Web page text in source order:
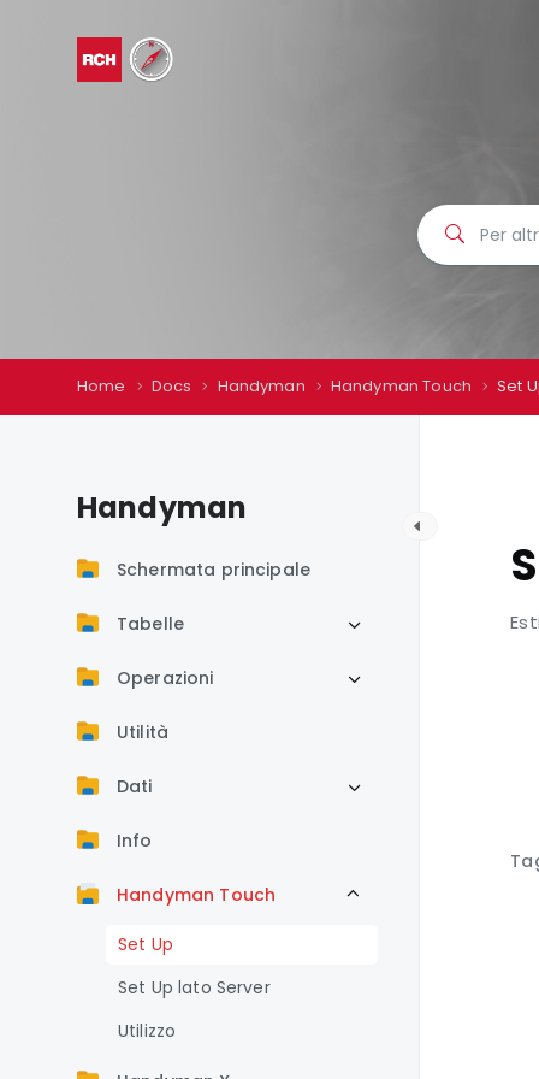
Home Docs Handyman Handyman Touch Set
Handyman
Schermata principale
Tabelle
Operazioni
Utilità
Dati
Info
Handyman Touch
Set Up
Set Up lato Server
Utilizzo